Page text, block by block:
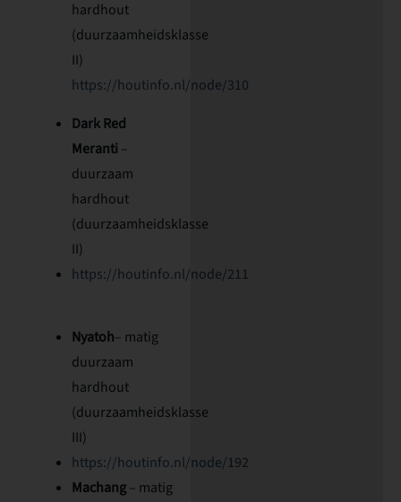
hardhout
(duurzaamheidsklasse
II)
https://houtinfo.nl/node/310
Dark Red
Meranti
duurzaam
hardhout
(duurzaamheidsklasse
II)
https://houtinfo.nl/node/211
Nyatoh – matig
duurzaam
hardhout
(duurzaamheidsklasse
III)
https://houtinfo.nl/node/192
Machang – matig